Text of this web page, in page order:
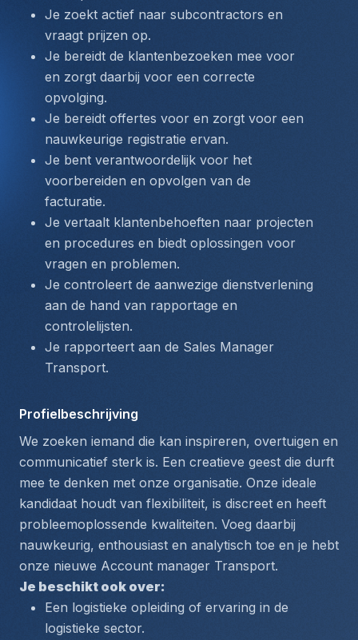
Je zoekt actief naar subcontractors en
vraagt prijzen op.
Je bereidt de klantenbezoeken mee voor
en zorgt daarbij voor een correcte
opvolging.
Je bereidt offertes voor en zorgt voor een
nauwkeurige registratie ervan.
Je bent verantwoordelijk voor het
voorbereiden en opvolgen van de
facturatie.
Je vertaalt klantenbehoeften naar projecten
en procedures en biedt oplossingen voor
vragen en problemen.
Je controleert de aanwezige dienstverlening
aan de hand van rapportage en
controlelijsten.
Je rapporteert aan de Sales Manager
Transport.
Profielbeschrijving
We zoeken iemand die kan inspireren, overtuigen en
communicatief sterk is. Een creatieve geest die durft
mee te denken met onze organisatie. Onze ideale
kandidaat houdt van flexibiliteit, is discreet en heeft
probleemoplossende kwaliteiten. Voeg daarbij
nauwkeurig, enthousiast en analytisch toe en je hebt
onze nieuwe Account manager Transport.
Je beschikt ook over:
Een logistieke opleiding of ervaring in de
logistieke sector.